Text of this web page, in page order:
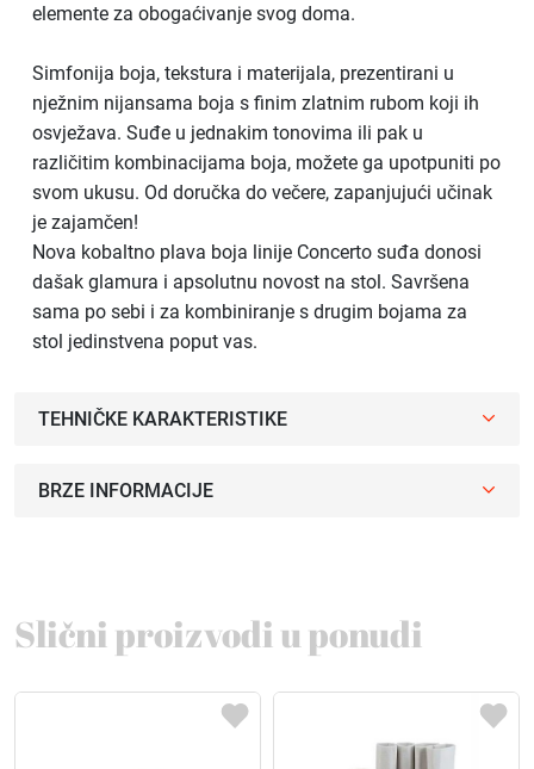
elemente za obogaćivanje svog doma.
Simfonija boja, tekstura i materijala, prezentirani u
nježnim nijansama boja s finim zlatnim rubom koji ih
osvježava. Suđe u jednakim tonovima ili pak u
različitim kombinacijama boja, možete ga upotpuniti po
svom ukusu. Od doručka do večere, zapanjujući učinak
je zajamčen!
Nova kobaltno plava boja linije Concerto suđa donosi
dašak glamura i apsolutnu novost na stol. Savršena
sama po sebi i za kombiniranje s drugim bojama za
stol jedinstvena poput vas.
TEHNIČKE KARAKTERISTIKE
BRZE INFORMACIJE
Slični proizvodi u ponudi